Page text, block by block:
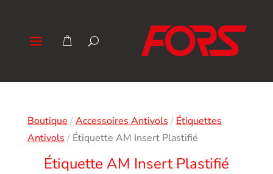
Boutique /Accessoires Antivols / Étiquettes
Antivols / Étiquette AM Insert Plastifié
Étiquette AM Insert Plastifié